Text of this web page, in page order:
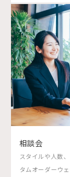
相談会
スタイルや人数
タムオーダーウ